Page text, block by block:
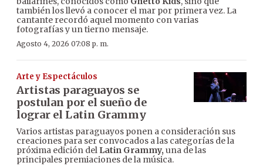
también los llevó a conocer el mar por primera vez. La
cantante recordó aquel momento con varias
fotografías y un tierno mensaje.
Agosto 4, 2026 07:08 p. m.
Arte y Espectáculos
Artistas paraguayos se
postulan por el sueño de
lograr el Latin Grammy
Varios artistas paraguayos ponen a consideración sus
creaciones para ser convocados a las categorías de la
próxima edición del Latin Grammy, una de las
principales premiaciones de la música.